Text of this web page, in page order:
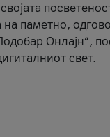
паметно,
Онлајн“,
свет.